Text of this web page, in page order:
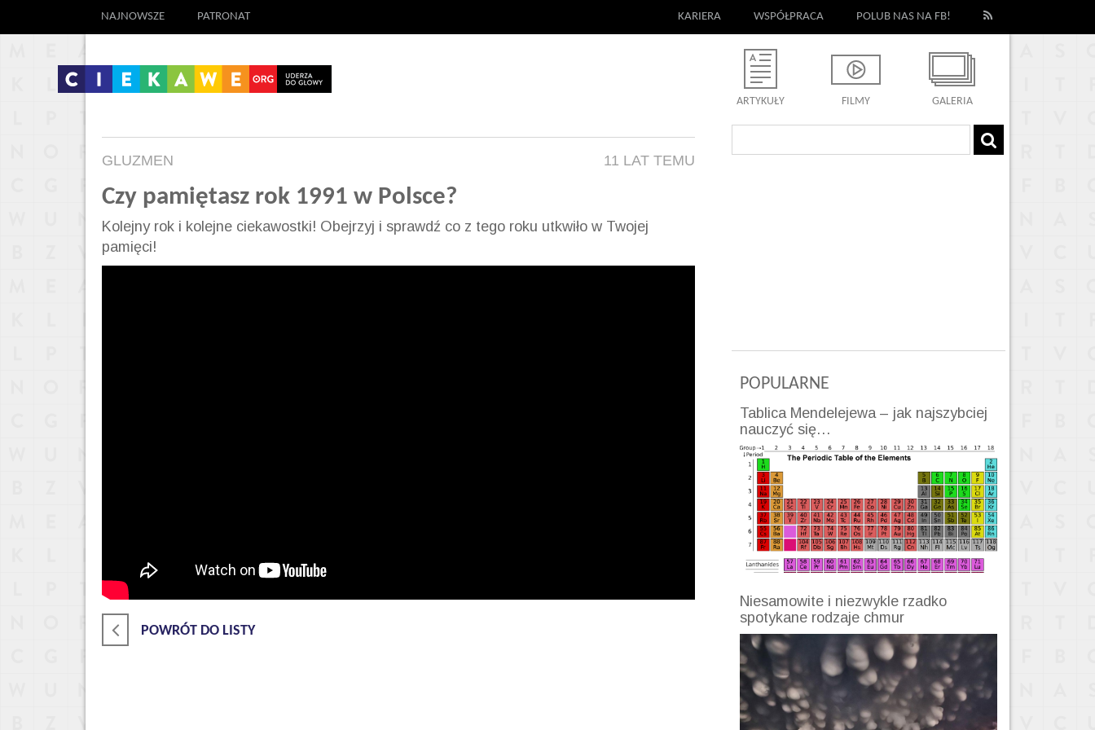
NAJNOWSZE PATRONAT KARIERA WSPÓŁPRACA POLUB NAS NA FB!
ARTYKUŁY FILMY GALERIA
GLUZMEN 11 LAT TEMU
Czy pamiętasz rok 1991 w Polsce?
Kolejny rok i kolejne ciekawostki! Obejrzyj i sprawdź co z tego roku utkwiło w Twojej
pamięci!
POWRÓT DO LISTY
POPULARNE
Tablica Mendelejewa – jak najszybciej
nauczyć się…
Niesamowite i niezwykle rzadko
spotykane rodzaje chmur